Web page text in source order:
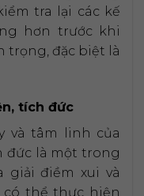
tra lại các kế
hơn trước khi
trọng, đặc biệt là
tích đức
và tâm linh của
đức là một trong
giải điềm xui và
thể thực hiện